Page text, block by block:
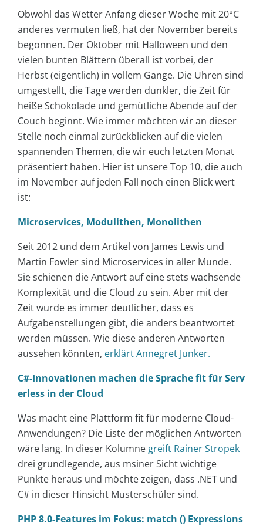
Obwohl das Wetter Anfang dieser Woche mit 20°C
anderes vermuten ließ, hat der November bereits
begonnen. Der Oktober mit Halloween und den
vielen bunten Blättern überall ist vorbei, der
Herbst (eigentlich) in vollem Gange. Die Uhren sind
umgestellt, die Tage werden dunkler, die Zeit für
heiße Schokolade und gemütliche Abende auf der
Couch beginnt. Wie immer möchten wir an dieser
Stelle noch einmal zurückblicken auf die vielen
spannenden Themen, die wir euch letzten Monat
präsentiert haben. Hier ist unsere Top 10, die auch
im November auf jeden Fall noch einen Blick wert
ist:
Microservices, Modulithen, Monolithen
Seit 2012 und dem Artikel von James Lewis und
Martin Fowler sind Microservices in aller Munde.
Sie schienen die Antwort auf eine stets wachsende
Komplexität und die Cloud zu sein. Aber mit der
Zeit wurde es immer deutlicher, dass es
Aufgabenstellungen gibt, die anders beantwortet
werden müssen. Wie diese anderen Antworten
aussehen könnten, erklärt Annegret Junker.
C#-Innovationen machen die Sprache fit für Serv
erless in der Cloud
Was macht eine Plattform fit für moderne Cloud-
Anwendungen? Die Liste der möglichen Antworten
wäre lang. In dieser Kolumne greift Rainer Stropek
drei grundlegende, aus msiner Sicht wichtige
Punkte heraus und möchte zeigen, dass .NET und
C# in dieser Hinsicht Musterschüler sind.
PHP 8.0-Features im Fokus: match () Expressions